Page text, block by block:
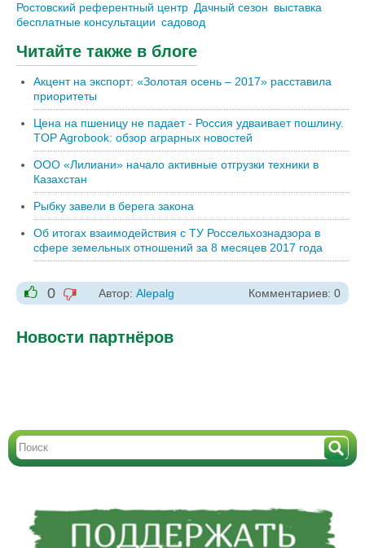
Ростовский референтный центр Дачный сезон выставка
бесплатные консультации садовод
Читайте также в блоге
Акцент на экспорт: «Золотая осень – 2017» расставила
приоритеты
Цена на пшеницу не падает - Россия удваивает пошлину.
TOP Agrobook: обзор аграрных новостей
ООО «Лилиани» начало активные отгрузки техники в
Казахстан
Рыбку завели в берега закона
Об итогах взаимодействия с ТУ Россельхознадзора в
сфере земельных отношений за 8 месяцев 2017 года
+1
0
-1
Автор: Alepalg Комментариев: 0
Новости партнёров